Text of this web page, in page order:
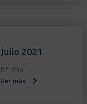
Julio 2021
Nº 154
Ver más